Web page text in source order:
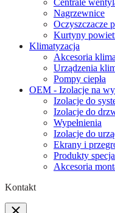
Centrale
Nagrzewnice
Oczyszczacze
Kurtyny
Klimatyzacja
Akcesoria
Urządzenia
Pompy ciepła
OEM - Izolacje na
Izolacje do
Izolacje do
Wypełnienia
Izolacje do
Ekrany i
Produkty
Akcesoria
Kontakt